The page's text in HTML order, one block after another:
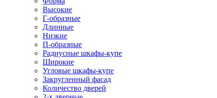
Высокие
Г-образные
Длинные
Низкие
П-образные
Радиусные шкафы-купе
Широкие
Угловые шкафы-купе
Закругленный фасад
Количество дверей